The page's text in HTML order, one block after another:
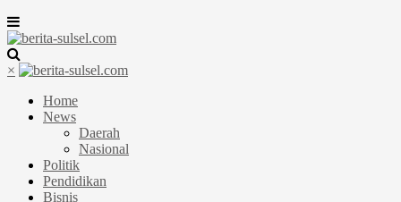
×
Home
News
Daerah
Nasional
Politik
Pendidikan
Bisnis